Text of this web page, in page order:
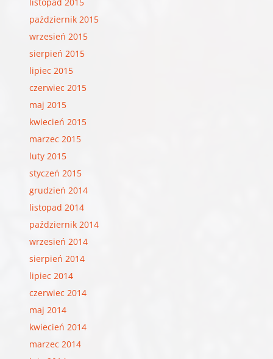
listopad 2015
październik 2015
wrzesień 2015
sierpień 2015
lipiec 2015
czerwiec 2015
maj 2015
kwiecień 2015
marzec 2015
luty 2015
styczeń 2015
grudzień 2014
listopad 2014
październik 2014
wrzesień 2014
sierpień 2014
lipiec 2014
czerwiec 2014
maj 2014
kwiecień 2014
marzec 2014